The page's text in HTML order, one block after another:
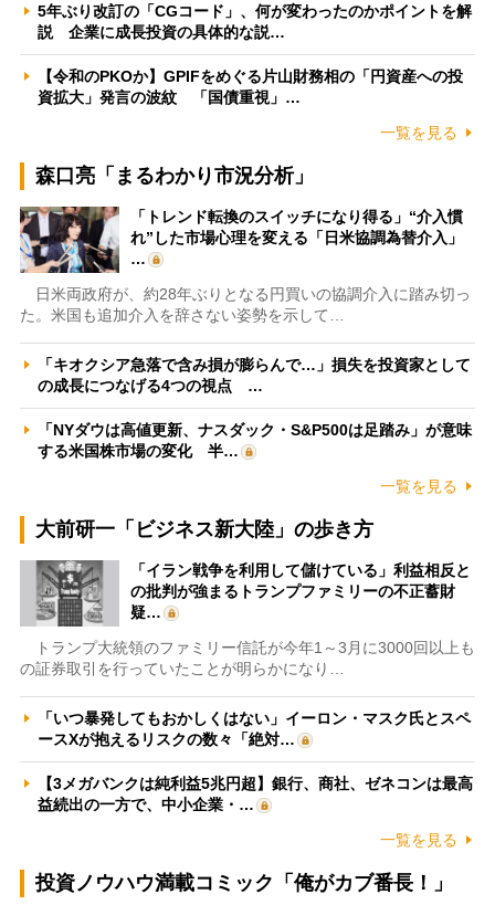
5年ぶり改訂の「CGコード」、何が変わったのかポイントを解
説 企業に成長投資の具体的な説…
【令和のPKOか】GPIFをめぐる片山財務相の「円資産への投
資拡大」発言の波紋 「国債重視」…
一覧を見る
森口亮「まるわかり市況分析」
「トレンド転換のスイッチになり得る」“介入慣
れ”した市場心理を変える「日米協調為替介入」
…
日米両政府が、約28年ぶりとなる円買いの協調介入に踏み切っ
た。米国も追加介入を辞さない姿勢を示して…
「キオクシア急落で含み損が膨らんで…」損失を投資家として
の成長につなげる4つの視点 …
「NYダウは高値更新、ナスダック・S&P500は足踏み」が意味
する米国株市場の変化 半…
一覧を見る
大前研一「ビジネス新大陸」の歩き方
「イラン戦争を利用して儲けている」利益相反と
の批判が強まるトランプファミリーの不正蓄財
疑…
トランプ大統領のファミリー信託が今年1～3月に3000回以上も
の証券取引を行っていたことが明らかになり…
「いつ暴発してもおかしくはない」イーロン・マスク氏とスペ
ースXが抱えるリスクの数々「絶対…
【3メガバンクは純利益5兆円超】銀行、商社、ゼネコンは最高
益続出の一方で、中小企業・…
一覧を見る
投資ノウハウ満載コミック「俺がカブ番長！」